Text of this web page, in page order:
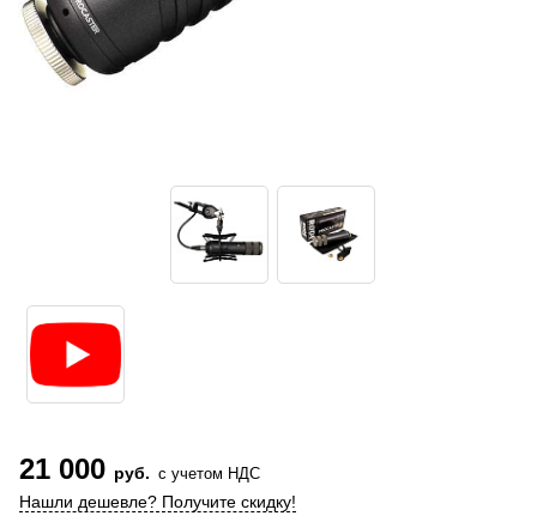
21 000 руб. с учетом НДС
Нашли дешевле? Получите скидку!